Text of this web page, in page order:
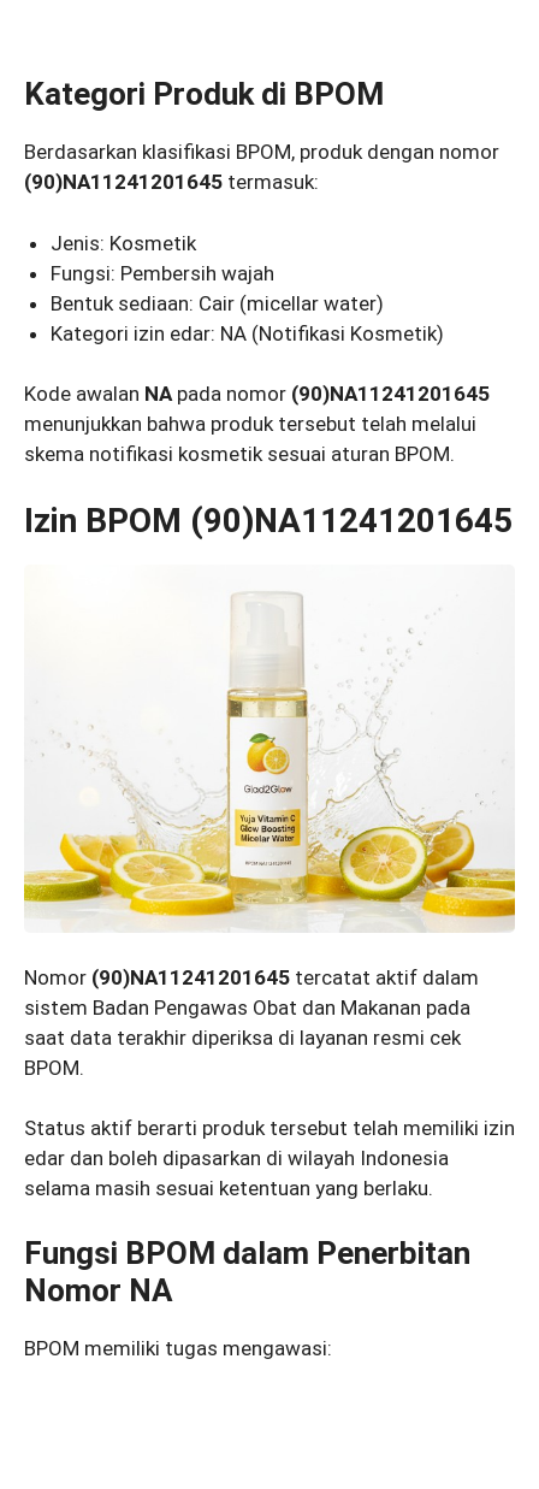
Kategori Produk di BPOM
Berdasarkan klasifikasi BPOM, produk dengan nomor
(90)NA11241201645 termasuk:
Jenis: Kosmetik
Fungsi: Pembersih wajah
Bentuk sediaan: Cair (micellar water)
Kategori izin edar: NA (Notifikasi Kosmetik)
Kode awalan NApada nomor (90)NA11241201645
menunjukkan bahwa produk tersebut telah melalui
skema notifikasi kosmetik sesuai aturan BPOM.
Izin BPOM (90)NA11241201645
Nomor (90)NA11241201645 tercatat aktif dalam
sistem Badan Pengawas Obat dan Makanan pada
saat data terakhir diperiksa di layanan resmi cek
BPOM.
Status aktif berarti produk tersebut telah memiliki izin
edar dan boleh dipasarkan di wilayah Indonesia
selama masih sesuai ketentuan yang berlaku.
Fungsi BPOM dalam Penerbitan
Nomor NA
BPOM memiliki tugas mengawasi: